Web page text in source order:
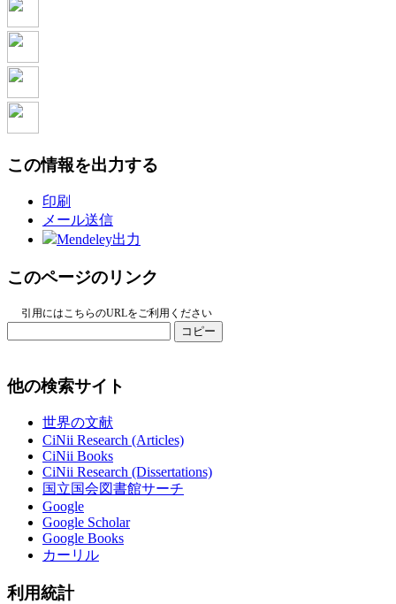
この情報を出力する
印刷
メール送信
Mendeley出力
このページのリンク
引用にはこちらのURLをご利用ください
コピー
他の検索サイト
世界の文献
CiNii Research (Articles)
CiNii Books
CiNii Research (Dissertations)
国立国会図書館サーチ
Google
Google Scholar
Google Books
カーリル
利用統計